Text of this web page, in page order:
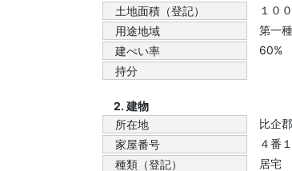
土地面積（登記）
１０
用途地域
第一
建ぺい率
60%
持分
2. 建物
所在地
比企
家屋番号
４番
種類（登記）
居宅